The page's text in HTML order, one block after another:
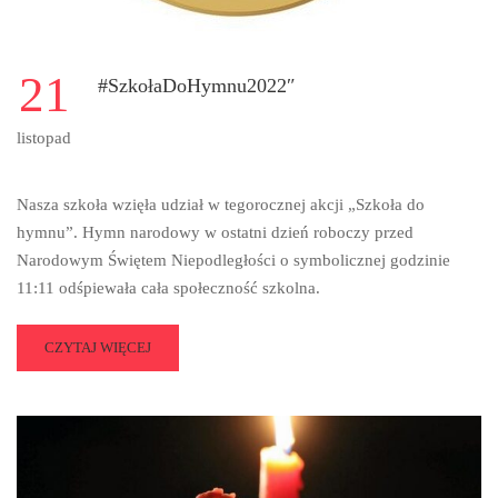
21
listopad
#SzkołaDoHymnu2022″
Nasza szkoła wzięła udział w tegorocznej akcji „Szkoła do
hymnu”. Hymn narodowy w ostatni dzień roboczy przed
Narodowym Świętem Niepodległości o symbolicznej godzinie
11:11 odśpiewała cała społeczność szkolna.
READ
MORE
#SZKOŁADOHYMNU2022″
CZYTAJ WIĘCEJ